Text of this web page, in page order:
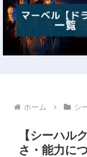
ホーム シ
【シーハル
さ・能力に